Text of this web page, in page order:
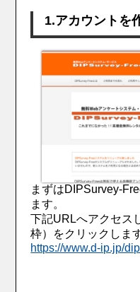
1.アカウントを
まずはDIPSurvey-
ます。
下記URLへアクセス
枠）をクリックしま
https://www.d-ip.jp/